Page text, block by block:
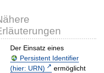
Der Einsatz eines
Persistent Identifier
(hier: URN)
ermöglicht